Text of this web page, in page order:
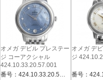
オメガ デビル プレステー
ジ コーアクシャル
424.10.33.20.57.001
番号：424.10.33.20.57.001
オメガ デ
ジ